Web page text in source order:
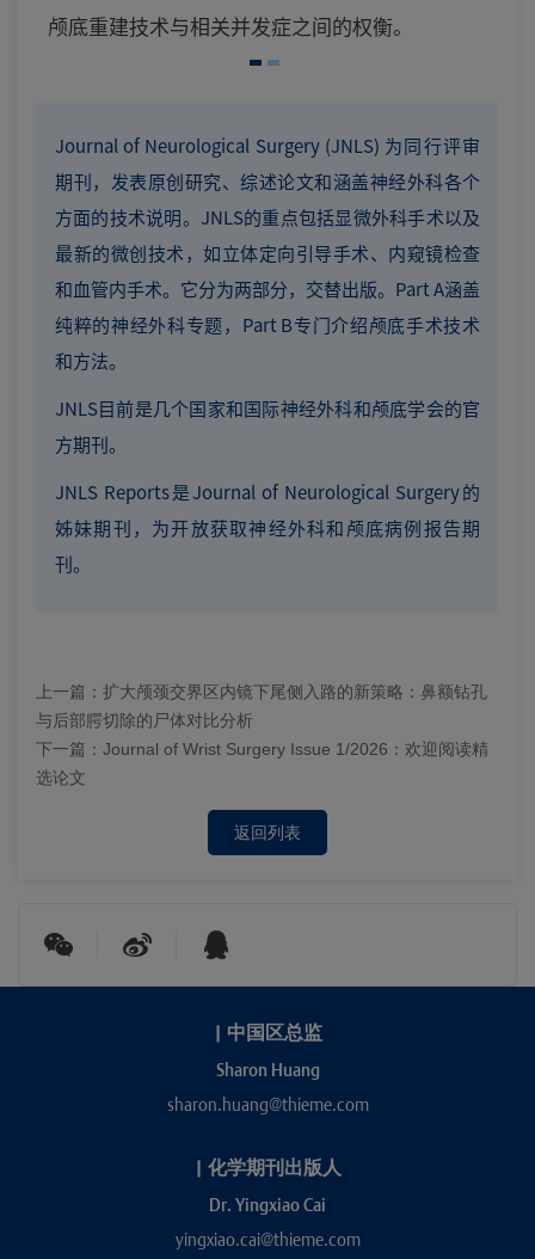
颅底重建技术与相关并发症之间的权衡。
Journal of Neurological Surgery (JNLS) 为同行评审
期刊，发表原创研究、综述论文和涵盖神经外科各个
方面的技术说明。JNLS的重点包括显微外科手术以及
最新的微创技术，如立体定向引导手术、内窥镜检查
和血管内手术。它分为两部分，交替出版。Part A涵盖
纯粹的神经外科专题，Part B专门介绍颅底手术技术
和方法。
JNLS目前是几个国家和国际神经外科和颅底学会的官
方期刊。
JNLS Reports是Journal of Neurological Surgery的
姊妹期刊，为开放获取神经外科和颅底病例报告期
刊。
上一篇： 扩大颅颈交界区内镜下尾侧入路的新策略：鼻额钻孔
与后部腭切除的尸体对比分析
下一篇： Journal of Wrist Surgery Issue 1/2026：欢迎阅读精
选论文
返回列表
| 中国区总监
Sharon Huang
sharon.huang@thieme.com
| 化学期刊出版人
Dr. Yingxiao Cai
yingxiao.cai@thieme.com